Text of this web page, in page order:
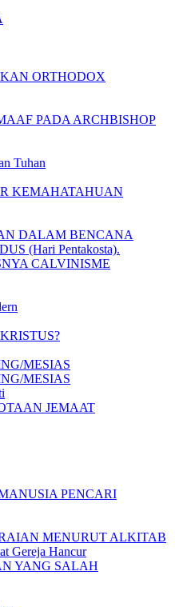
ORTHODOX
PADA ARCHBISHOP
Tuhan
KEMAHATAHUAN
DALAM BENCANA
(Hari Pentakosta).
CALVINISME
MESIAS
MESIAS
JEMAAT
PENCARI
MENURUT ALKITAB
Gereja Hancur
YANG SALAH